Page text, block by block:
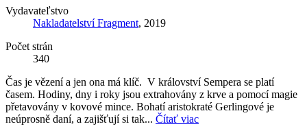
Vydavateľstvo
Nakladatelství Fragment, 2019
Počet strán
340
Čas je vězení a jen ona má klíč. V království Sempera se platí
časem. Hodiny, dny i roky jsou extrahovány z krve a pomocí magie
přetavovány v kovové mince. Bohatí aristokraté Gerlingové je
neúprosně daní, a zajišťují si tak... Čítať viac